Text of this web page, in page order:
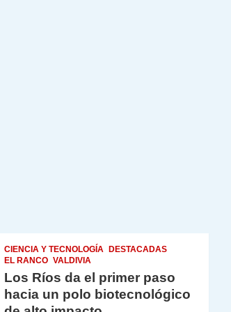
CIENCIA Y TECNOLOGÍA
DESTACADAS
EL RANCO VALDIVIA
Los Ríos da el primer paso
hacia un polo biotecnológico